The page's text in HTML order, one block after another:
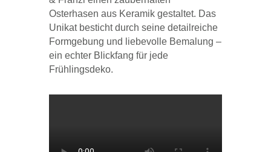
Osterhasen aus Keramik gestaltet. Das
Unikat besticht durch seine detailreiche
Formgebung und liebevolle Bemalung –
ein echter Blickfang für jede
Frühlingsdeko.